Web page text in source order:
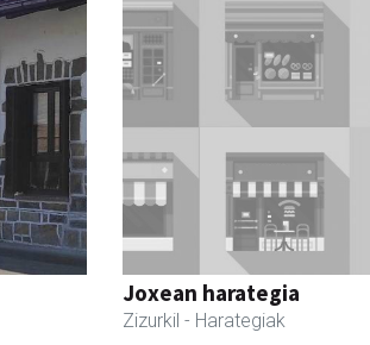
Joxean harategia
Zizurkil - Harategiak